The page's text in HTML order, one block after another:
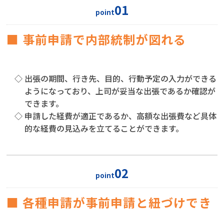
point01
■ 事前申請で内部統制が図れる
◇ 出張の期間、行き先、目的、行動予定の入力ができる
ようになっており、上司が妥当な出張であるか確認が
できます。
◇ 申請した経費が適正であるか、高額な出張費など具体
的な経費の見込みを立てることができます。
point02
■ 各種申請が事前申請と紐づけでき